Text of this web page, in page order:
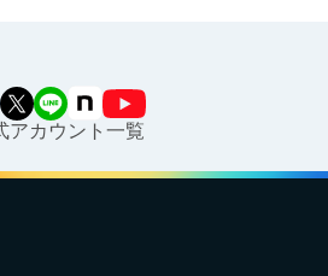
アカウント一覧